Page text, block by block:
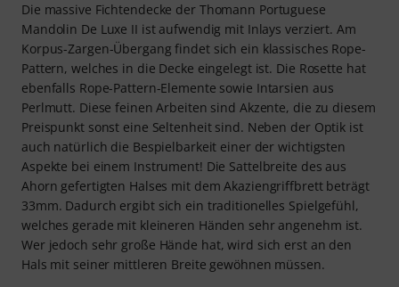
Die massive Fichtendecke der Thomann Portuguese
Mandolin De Luxe II ist aufwendig mit Inlays verziert. Am
Korpus-Zargen-Übergang findet sich ein klassisches Rope-
Pattern, welches in die Decke eingelegt ist. Die Rosette hat
ebenfalls Rope-Pattern-Elemente sowie Intarsien aus
Perlmutt. Diese feinen Arbeiten sind Akzente, die zu diesem
Preispunkt sonst eine Seltenheit sind. Neben der Optik ist
auch natürlich die Bespielbarkeit einer der wichtigsten
Aspekte bei einem Instrument! Die Sattelbreite des aus
Ahorn gefertigten Halses mit dem Akaziengriffbrett beträgt
33mm. Dadurch ergibt sich ein traditionelles Spielgefühl,
welches gerade mit kleineren Händen sehr angenehm ist.
Wer jedoch sehr große Hände hat, wird sich erst an den
Hals mit seiner mittleren Breite gewöhnen müssen.